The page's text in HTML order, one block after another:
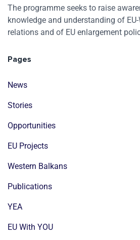
The programme seeks to raise
knowledge and understanding of
relations and of EU enlargement
Pages
News
Stories
Opportunities
EU Projects
Western Balkans
Publications
YEA
EU With YOU